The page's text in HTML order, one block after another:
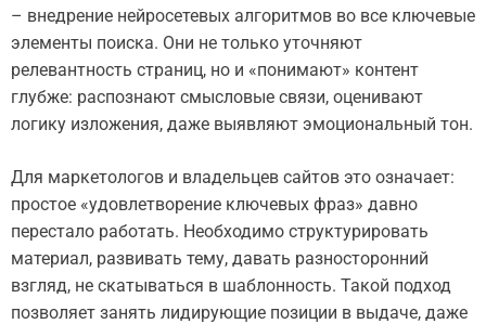
– внедрение нейросетевых алгоритмов во все ключевые
элементы поиска. Они не только уточняют
релевантность страниц, но и «понимают» контент
глубже: распознают смысловые связи, оценивают
логику изложения, даже выявляют эмоциональный тон.
Для маркетологов и владельцев сайтов это означает:
простое «удовлетворение ключевых фраз» давно
перестало работать. Необходимо структурировать
материал, развивать тему, давать разносторонний
взгляд, не скатываться в шаблонность. Такой подход
позволяет занять лидирующие позиции в выдаче, даже